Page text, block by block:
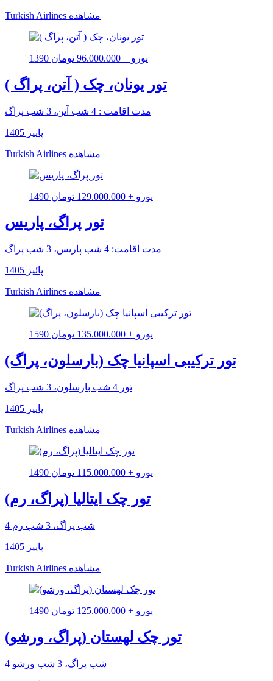
Turkish Airlines مشاهده
1390 یورو + 96.000.000 تومان
تور یونان، چک ( آتن، پراگ )
مدت اقامت : 4 شب آتن، 3 شب پراگ
پاییز 1405
Turkish Airlines مشاهده
1490 یورو + 129.000.000 تومان
تور پراگ، پاریس
مدت اقامت: 4 شب پاریس، 3 شب پراگ
پائیز 1405
Turkish Airlines مشاهده
1590 یورو + 135.000.000 تومان
تور ترکیبی اسپانیا چک (بارسلون، پراگ)
تور 4 شب بارسلون، 3 شب پراگ
پاییز 1405
Turkish Airlines مشاهده
1490 یورو + 115.000.000 تومان
تور چک ایتالیا (پراگ، رم)
4 شب پراگ، 3 شب رم
پاییز 1405
Turkish Airlines مشاهده
1490 یورو + 125.000.000 تومان
تور چک لهستان (پراگ، ورشو)
4 شب پراگ، 3 شب ورشو